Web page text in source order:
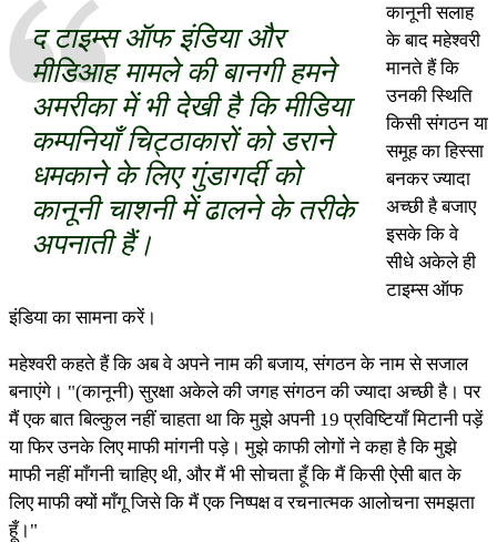
द टाइम्स ऑफ इंडिया और
मीडिआह मामले की बानगी हमने
अमरीका में भी देखी है कि मीडिया
कम्पनियाँ चिट्ठाकारों को डराने
धमकाने के लिए गुंडागर्दी को
कानूनी चाशनी में ढालने के तरीके
अपनाती हैं।
कानूनी सलाह
के बाद महेश्वरी
मानते हैं कि
उनकी स्थिति
किसी संगठन या
समूह का हिस्सा
बनकर ज्यादा
अच्छी है बजाए
इसके कि वे
सीधे अकेले ही
टाइम्स ऑफ
इंडिया का सामना करें।
महेश्वरी कहते हैं कि अब वे अपने नाम की बजाय, संगठन के नाम से सजाल
बनाएंगे। "(कानूनी) सुरक्षा अकेले की जगह संगठन की ज्यादा अच्छी है। पर
मैं एक बात बिल्कुल नहीं चाहता था कि मुझे अपनी 19 प्रविष्टियाँ मिटानी पड़ें
या फिर उनके लिए माफी मांगनी पड़े। मुझे काफी लोगों ने कहा है कि मुझे
माफी नहीं माँगनी चाहिए थी, और मैं भी सोचता हूँ कि मैं किसी ऐसी बात के
लिए माफी क्यों माँगू जिसे कि मैं एक निष्पक्ष व रचनात्मक आलोचना समझता
हूँ।"